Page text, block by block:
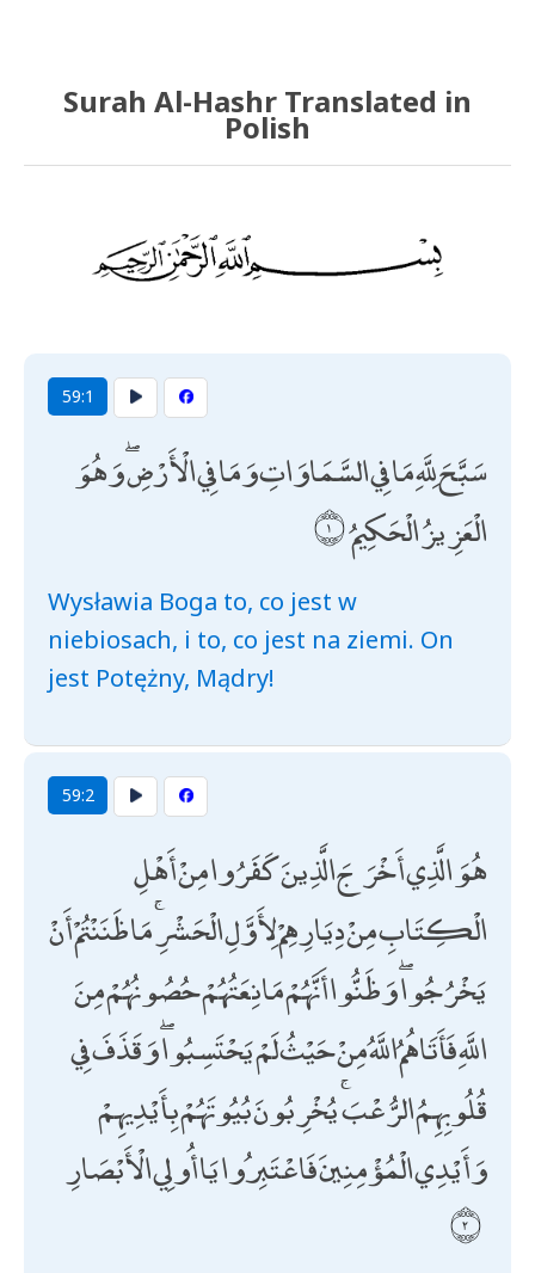
Surah Al-Hashr Translated in
Polish
59:1
سَبَّحَ لِلَّهِ مَا فِي السَّمَاوَاتِ وَمَا فِي الْأَرْضِ ۖ وَهُوَ
الْعَزِيزُ الْحَكِيمُ
Wysławia Boga to, co jest w
niebiosach, i to, co jest na ziemi. On
jest Potężny, Mądry!
59:2
هُوَ الَّذِي أَخْرَجَ الَّذِينَ كَفَرُوا مِنْ أَهْلِ
الْكِتَابِ مِنْ دِيَارِهِمْ لِأَوَّلِ الْحَشْرِ ۚ مَا ظَنَنْتُمْ أَنْ
يَخْرُجُوا ۖ وَظَنُّوا أَنَّهُمْ مَانِعَتُهُمْ حُصُونُهُمْ مِنَ
اللَّهِ فَأَتَاهُمُ اللَّهُ مِنْ حَيْثُ لَمْ يَحْتَسِبُوا ۖ وَقَذَفَ فِي
قُلُوبِهِمُ الرُّعْبَ ۚ يُخْرِبُونَ بُيُوتَهُمْ بِأَيْدِيهِمْ
وَأَيْدِي الْمُؤْمِنِينَ فَاعْتَبِرُوا يَا أُولِي الْأَبْصَارِ